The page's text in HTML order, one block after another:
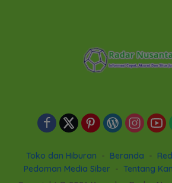
Toko dan Hiburan Beranda
Pedoman Media Siber
Tentang